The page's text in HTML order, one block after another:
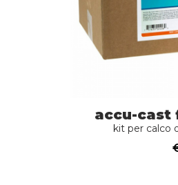
accu-cast
kit per calco